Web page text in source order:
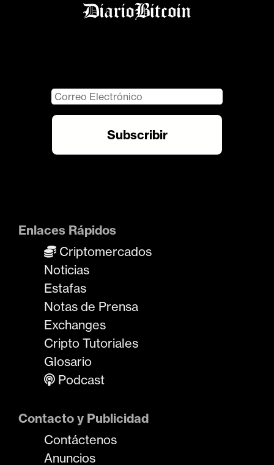
Enlaces Rápidos
Criptomercados
Noticias
Estafas
Notas de Prensa
Exchanges
Cripto Tutoriales
Glosario
Podcast
Contacto y Publicidad
Contáctenos
Anuncios